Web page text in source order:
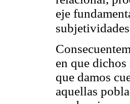
eje
en que
que damos
aquellas